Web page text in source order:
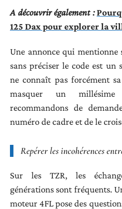
A découvrir également :
125 Dax pour explorer la
Une annonce qui mentionne
sans préciser le code est un
ne connaît pas forcément
masquer un
recommandons de
numéro de cadre et de le
Repérer les incohérences
Sur les TZR, les
générations sont fréquents.
moteur 4FL pose des